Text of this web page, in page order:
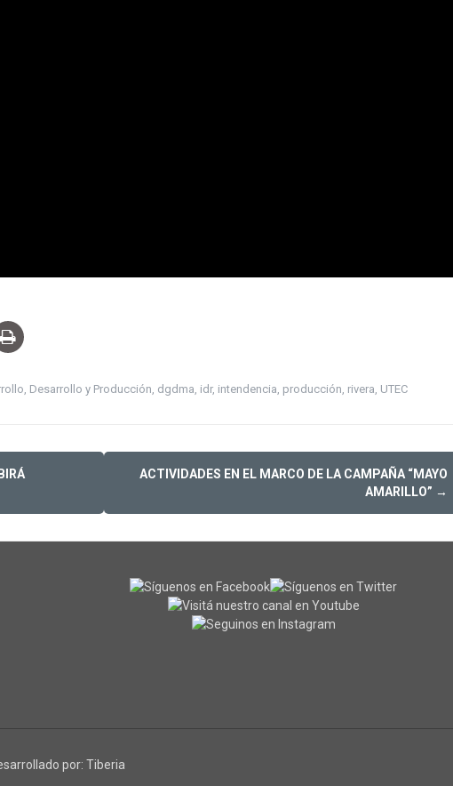
Desarrollo y Producción dgdma idr, intendencia producción rivera UTEC
ACTIVIDADES EN EL MARCO DE LA CAMPAÑA “MAYO
AMARILLO” →
por: Tiberia